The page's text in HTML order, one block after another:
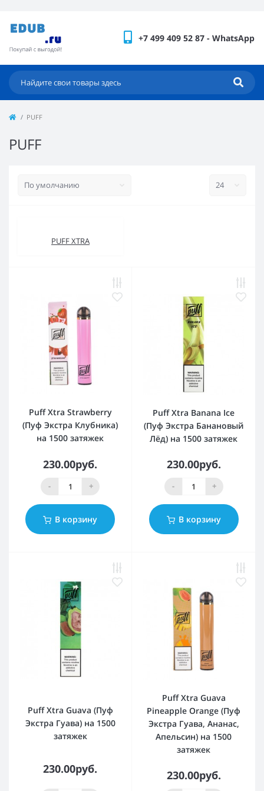
+7 499 409 52 87 - WhatsApp
PUFF
PUFF
PUFF XTRA
Puff Xtra Strawberry
(Пуф Экстра Клубника)
на 1500 затяжек
230.00руб.
- +
В корзину
Puff Xtra Banana Ice
(Пуф Экстра Банановый
Лёд) на 1500 затяжек
230.00руб.
- +
В корзину
Puff Xtra Guava (Пуф
Экстра Гуава) на 1500
затяжек
230.00руб.
Puff Xtra Guava
Pineapple Orange (Пуф
Экстра Гуава, Ананас,
Апельсин) на 1500
затяжек
230.00руб.